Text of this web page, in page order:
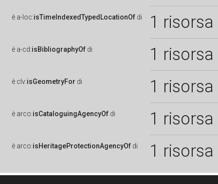
è a-loc:isTimeIndexedTypedLocationOf di 1 risorsa
è a-cd:isBibliographyOf di 1 risorsa
è clv:isGeometryFor di 1 risorsa
è arco:isCataloguingAgencyOf di 1 risorsa
è arco:isHeritageProtectionAgencyOf di 1 risorsa